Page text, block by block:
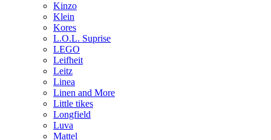
Kinzo
Klein
Kores
L.O.L. Suprise
LEGO
Leifheit
Leitz
Linea
Linen and More
Little tikes
Longfield
Luva
Mattel